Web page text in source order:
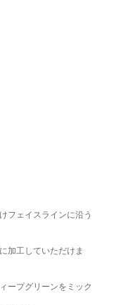
フェイスラインに沿う
加工していただけま
ープグリーンをミック